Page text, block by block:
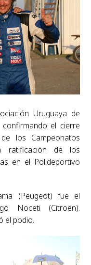
Uruguaya de
el cierre
los Campeonatos
ratificación de los
en el Polideportivo
(Peugeot) fue el
Noceti (Citroën).
el podio.